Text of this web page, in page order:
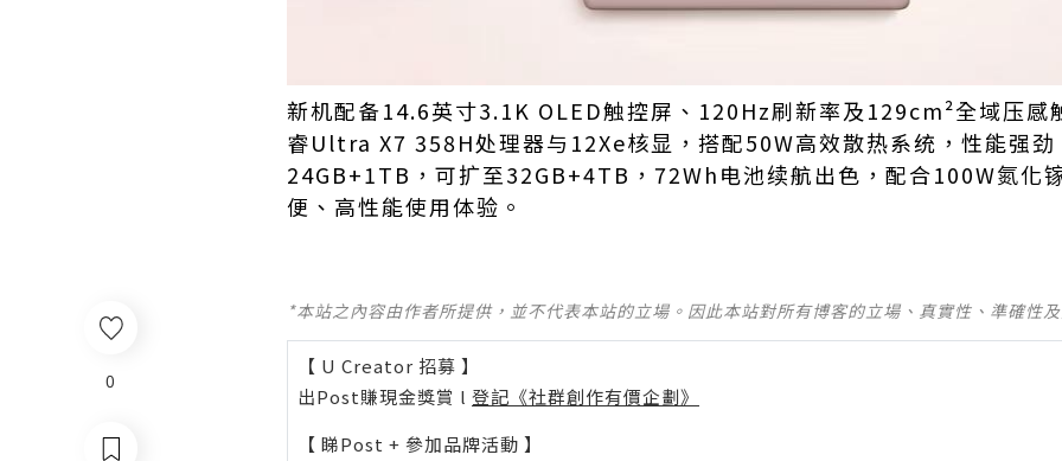
0
新机配备14.6英寸3.1K OLED触控屏、120Hz刷新率及129cm²全域压感
睿Ultra X7 358H处理器与12Xe核显，搭配50W高效散热系统，性能强劲
24GB+1TB，可扩至32GB+4TB，72Wh电池续航出色，配合100W氮化
便、高性能使用体验。
*本站之內容由作者所提供，並不代表本站的立場。因此本站對所有博客的立場、真實性、準確性
【 U Creator 招募 】
出Post賺現金獎賞 l 登記《社群創作有價企劃》
【 睇Post + 參加品牌活動 】